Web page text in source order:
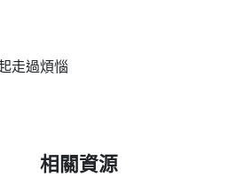
走過煩惱
相關資源